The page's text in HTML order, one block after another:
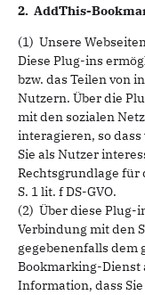
2. AddThis-
(1) Unsere
Diese Plug-ins
bzw. das Teilen von
Nutzern. Über die
mit den sozialen
interagieren, so
Sie als Nutzer
Rechtsgrundlage für
S. 1 lit. f DS-GVO.
(2) Über diese Plug-
Verbindung mit den
gegebenenfalls dem
Bookmarking-Dienst
Information, dass